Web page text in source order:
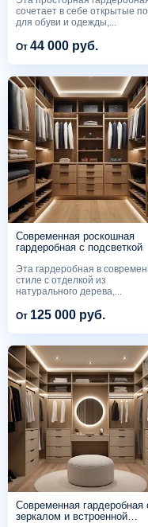
сочетает в себе открытые
для обуви и одежды,...
От 44 000 руб.
Современная роскошная
гардеробная с подсветкой
Эта гардеробная в
стиле с отделкой из
натурального дерева,...
От 125 000 руб.
Современная гардеробная
зеркалом и встроенной